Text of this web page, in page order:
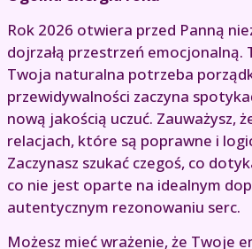
Rok 2026 otwiera przed Panną
dojrzałą przestrzeń emocjonalną.
Twoja naturalna potrzeba
przewidywalności zaczyna
nową jakością uczuć. Zauważysz,
relacjach, które są poprawne i
Zaczynasz szukać czegoś, co
co nie jest oparte na idealnym
autentycznym rezonowaniu serc.
Możesz mieć wrażenie, że Twoje